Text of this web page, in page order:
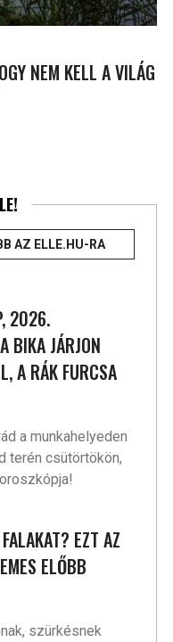
NEM KELL A VILÁG
AZ ELLE.HU-RA
2026.
BIKA JÁRJON
A RÁK FURCSA
a munkahelyeden
terén csütörtökön,
EZT AZ
ELŐBB
szürkésnek